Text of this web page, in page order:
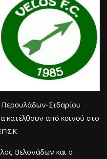
Σιδαρίου
κατέλθουν από κοινού στο
Βελονάδων και ο